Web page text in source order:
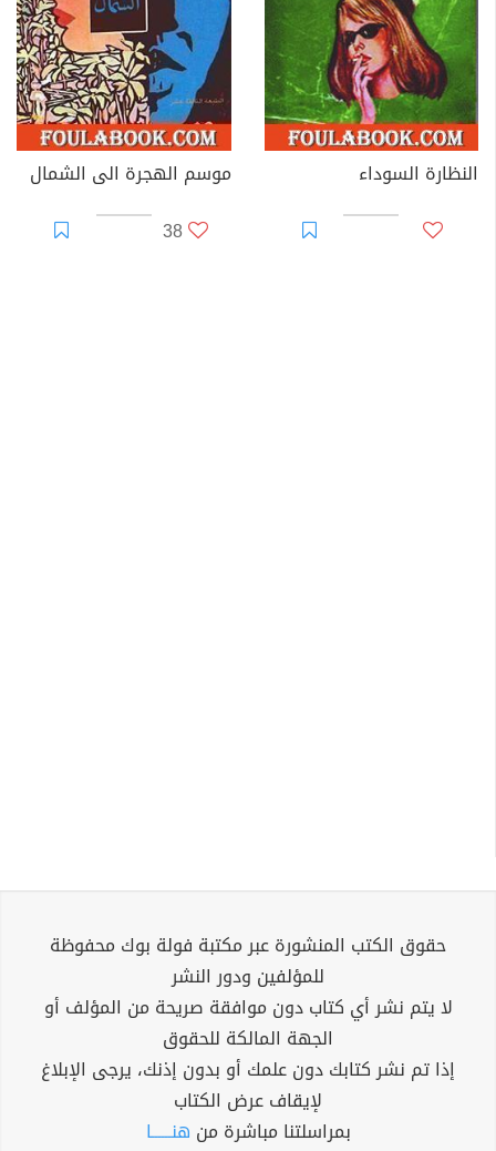
النظارة السوداء
موسم الهجرة الى الشمال
38
حقوق الكتب المنشورة عبر مكتبة فولة بوك محفوظة
للمؤلفين ودور النشر
لا يتم نشر أي كتاب دون موافقة صريحة من المؤلف أو
الجهة المالكة للحقوق
إذا تم نشر كتابك دون علمك أو بدون إذنك، يرجى الإبلاغ
لإيقاف عرض الكتاب
بمراسلتنا مباشرة من هنــــــا